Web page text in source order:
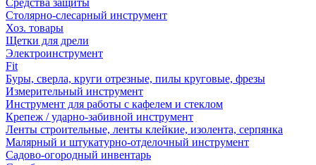
Средства защиты
Столярно-слесарный инструмент
Хоз. товары
Щетки для дрели
Электроинструмент
Fit
Буры, сверла, круги отрезные, пилы круговые, фрезы
Измерительный инструмент
Инструмент для работы с кафелем и стеклом
Крепеж / ударно-забивной инструмент
Ленты строительные, ленты клейкие, изолента, серпянка
Малярный и штукатурно-отделочный инструмент
Садово-огородный инвентарь